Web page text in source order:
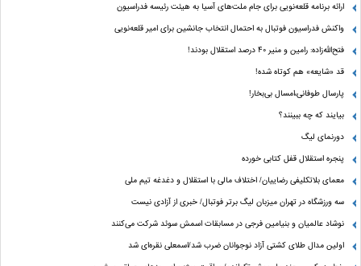
ارائه برنامه‌ قلعه‌نویی برای جام ملت‌های آسیا به هیئت رئیسه فدراسیون
واکنش فدراسیون فوتبال به احتمال انتخاب جانشین برای امیر قلعه‌نویی
فتح‌الله‌زاده: رامین و منیر 40 درصد استقلال بودند!
قد «شایعه» هم کوتاه شده!
پارسال طوفانی،امسال بی‌بخار!
بیایند که چه ببینند؟
دورنمای لیگ
پنجره‌ استقلال قفل کتابی خورده
معمای بلاتکلیفی رضاییان/ اختلاف مالی با استقلال و دغدغه تیم ملی
سه ورزشگاه در تهران میزبان لیگ برتر فوتبال/ خبری از آزادی نیست
نوشاد عالمیان و بنیامین فرجی در مسابقات اسمش سوئد شرکت می‌کنند
اولین مدال طلای کشتی آزاد نوجوانان ضرب شد/اسمعلی نقره‌ای شد